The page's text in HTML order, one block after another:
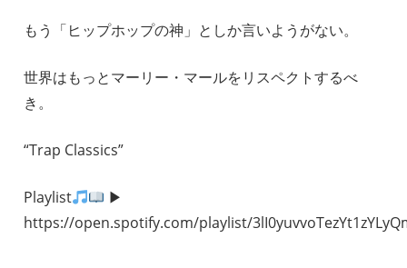
もう「ヒップホップの神」としか言いようがない。
世界はもっとマーリー・マールをリスペクトするべ
き。
“Trap Classics”
Playlist
▶︎
https://open.spotify.com/playlist/